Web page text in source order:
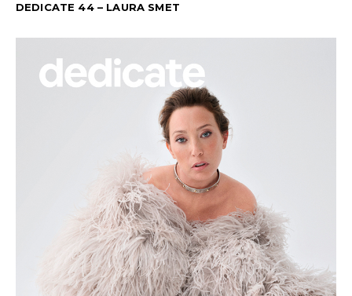
DEDICATE 44 – LAURA SMET